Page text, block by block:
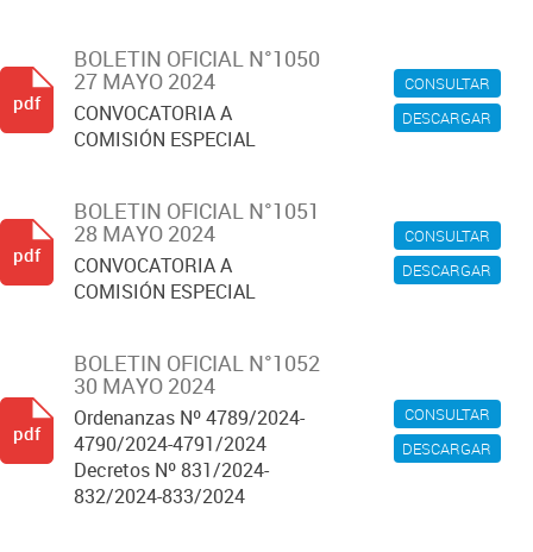
CONSULTAR
DESCARGAR
BOLETIN OFICIAL N°1050
27 MAYO 2024
CONVOCATORIA A
COMISIÓN ESPECIAL
pdf
CONSULTAR
DESCARGAR
BOLETIN OFICIAL N°1051
28 MAYO 2024
CONVOCATORIA A
COMISIÓN ESPECIAL
pdf
CONSULTAR
DESCARGAR
BOLETIN OFICIAL N°1052
30 MAYO 2024
Ordenanzas Nº 4789/2024-
4790/2024-4791/2024
Decretos Nº 831/2024-
832/2024-833/2024
pdf